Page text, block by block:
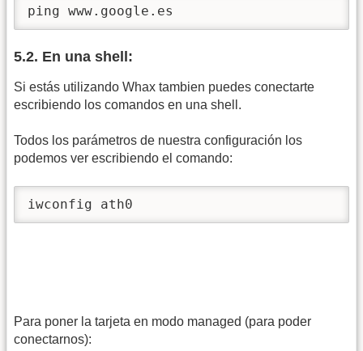
ping www.google.es
5.2. En una shell:
Si estás utilizando Whax tambien puedes conectarte
escribiendo los comandos en una shell.
Todos los parámetros de nuestra configuración los
podemos ver escribiendo el comando:
iwconfig ath0
Para poner la tarjeta en modo managed (para poder
conectarnos):